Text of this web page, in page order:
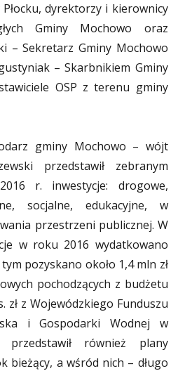
dyrektorzy i kierownicy
Gminy Mochowo oraz
– Sekretarz Gminy Mochowo
– Skarbnikiem Gminy
OSP z terenu gminy
gminy Mochowo – wójt
przedstawił zebranym
r. inwestycje: drogowe,
socjalne, edukacyjne, w
przestrzeni publicznej. W
w roku 2016 wydatkowano
pozyskano około 1,4 mln zł
pochodzących z budżetu
zł z Wojewódzkiego Funduszu
i Gospodarki Wodnej w
przedstawił również plany
bieżący, a wśród nich – długo